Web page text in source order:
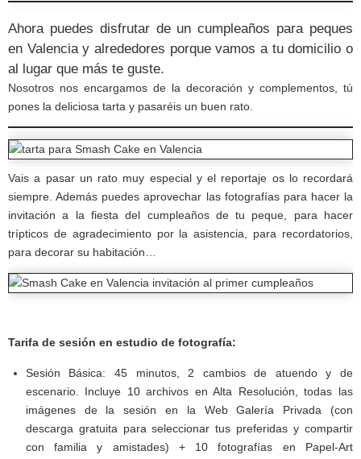
Ahora puedes disfrutar de un cumpleaños para peques
en Valencia y alrededores porque vamos a tu domicilio o
al lugar que más te guste.
Nosotros nos encargamos de la decoración y complementos, tú
pones la deliciosa tarta y pasaréis un buen rato.
Vais a pasar un rato muy especial y el reportaje os lo recordará
siempre. Además puedes aprovechar las fotografías para hacer la
invitación a la fiesta del cumpleaños de tu peque, para hacer
trípticos de agradecimiento por la asistencia, para recordatorios,
para decorar su habitación…
Tarifa de sesión en estudio de fotografía:
Sesión Básica: 45 minutos, 2 cambios de atuendo y de
escenario. Incluye 10 archivos en Alta Resolución, todas las
imágenes de la sesión en la Web Galería Privada (con
descarga gratuita para seleccionar tus preferidas y compartir
con familia y amistades) + 10 fotografías en Papel-Art